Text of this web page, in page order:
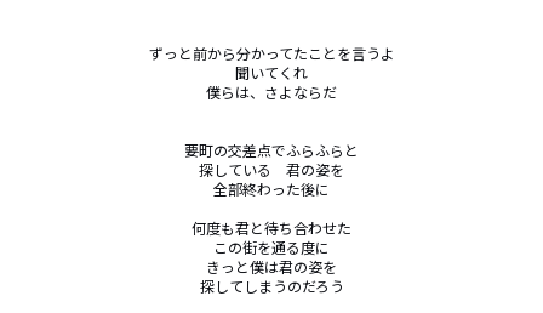
ずっと前から分かってたことを言うよ
聞いてくれ
僕らは、さよならだ
要町の交差点でふらふらと
探している　君の姿を
全部終わった後に
何度も君と待ち合わせた
この街を通る度に
きっと僕は君の姿を
探してしまうのだろう